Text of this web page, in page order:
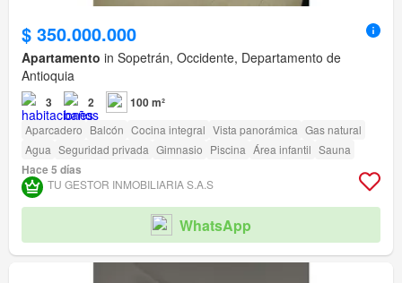
$ 350.000.000
Apartamento in Sopetrán, Occidente, Departamento de
Antioquia
3 2 100 m²
Aparcadero Balcón Cocina integral Vista panorámica Gas natural
Agua Seguridad privada Gimnasio Piscina Área infantil Sauna
Hace 5 días
TU GESTOR INMOBILIARIA S.A.S
WhatsApp